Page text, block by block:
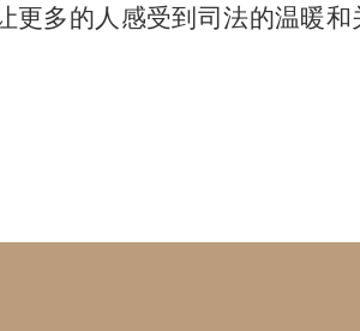
更多的人感受到司法的温暖